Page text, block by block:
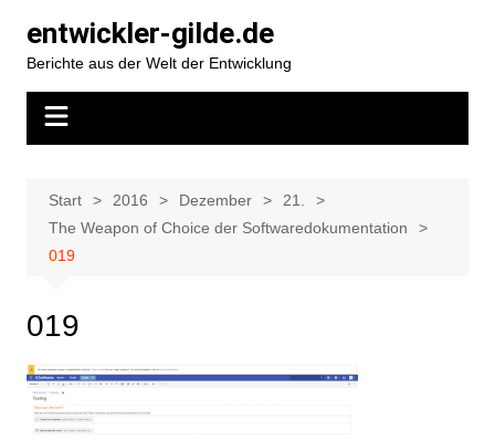
Inhalt
springen
entwickler-gilde.de
Berichte aus der Welt der Entwicklung
Start 2016 Dezember
21.
The Weapon of Choice der Softwaredokumentation
019
019